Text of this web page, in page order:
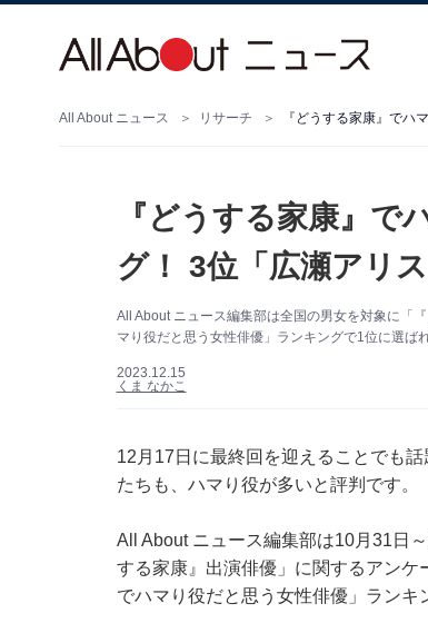
All About ニュース リサーチ 『どうする家康』でハ
『どうする家康』で
グ！ 3位「広瀬アリ
All About ニュース編集部は全国の男女を対象に「
マり役だと思う女性俳優」ランキングで1位に選ば
2023.12.15
くま なかこ
12月17日に最終回を迎えることでも
たちも、ハマり役が多いと評判です。
All About ニュース編集部は10月31日
する家康』出演俳優」に関するアンケ
でハマり役だと思う女性俳優」ランキ